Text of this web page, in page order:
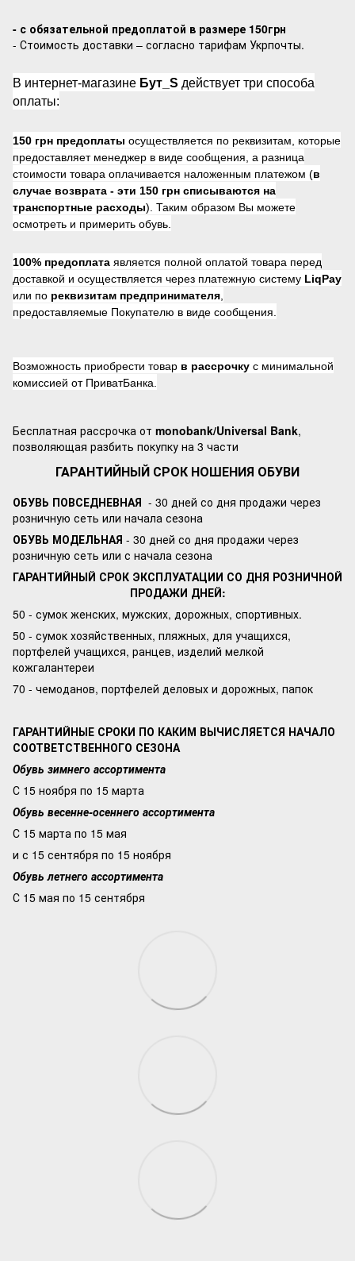
- с обязательной предоплатой в размере 150грн
- Стоимость доставки – согласно тарифам Укрпочты.
В интернет-магазине Бут_S действует три способа
оплаты:
150 грн предоплаты осуществляется по реквизитам, которые
предоставляет менеджер в виде сообщения, а разница
стоимости товара оплачивается наложенным платежом (в
случае возврата - эти 150 грн списываются на
транспортные расходы). Таким образом Вы можете
осмотреть и примерить обувь.
100% предоплата является полной оплатой товара перед
доставкой и осуществляется через платежную систему LiqPay
или по реквизитам предпринимателя
предоставляемые Покупателю в виде сообщения.
Возможность приобрести товар в рассрочку с минимальной
комиссией от ПриватБанка.
Бесплатная рассрочка от monobank/Universal Bank,
позволяющая разбить покупку на 3 части
ГАРАНТИЙНЫЙ СРОК НОШЕНИЯ ОБУВИ
ОБУВЬ ПОВСЕДНЕВНАЯ - 30 дней со дня продажи через
розничную сеть или начала сезона
ОБУВЬ МОДЕЛЬНАЯ - 30 дней со дня продажи через
розничную сеть или с начала сезона
ГАРАНТИЙНЫЙ СРОК ЭКСПЛУАТАЦИИ СО ДНЯ РОЗНИЧНОЙ
ПРОДАЖИ ДНЕЙ:
50 - сумок женских, мужских, дорожных, спортивных.
50 - сумок хозяйственных, пляжных, для учащихся,
портфелей учащихся, ранцев, изделий мелкой
кожгалантереи
70 - чемоданов, портфелей деловых и дорожных, папок
ГАРАНТИЙНЫЕ СРОКИ ПО КАКИМ ВЫЧИСЛЯЕТСЯ НАЧАЛО
СООТВЕТСТВЕННОГО СЕЗОНА
Обувь зимнего ассортимента
С 15 ноября по 15 марта
Обувь весенне-осеннего ассортимента
С 15 марта по 15 мая
и с 15 сентября по 15 ноября
Обувь летнего ассортимента
С 15 мая по 15 сентября